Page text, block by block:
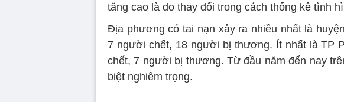
tăng cao là do thay đổi trong cách thống kê tình
Địa phương có tai nạn xảy ra nhiều nhất là
7 người chết, 18 người bị thương. Ít nhất là TP
chết, 7 người bị thương. Từ đầu năm đến nay
biệt nghiêm trọng.